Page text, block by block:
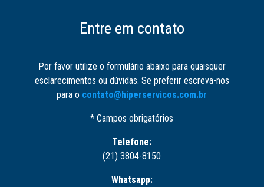
Entre em contato
Por favor utilize o formulário abaixo para quaisquer
esclarecimentos ou dúvidas. Se preferir escreva-nos
para o contato@hiperservicos.com.br
* Campos obrigatórios
Telefone:
(21) 3804-8150
Whatsapp: